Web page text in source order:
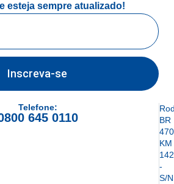
esteja sempre atualizado!
Inscreva-se
Telefone:
645 0110
BR
KM
142
-
S/